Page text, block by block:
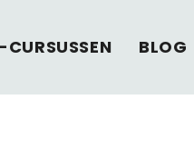
CURSUSSEN BLOG